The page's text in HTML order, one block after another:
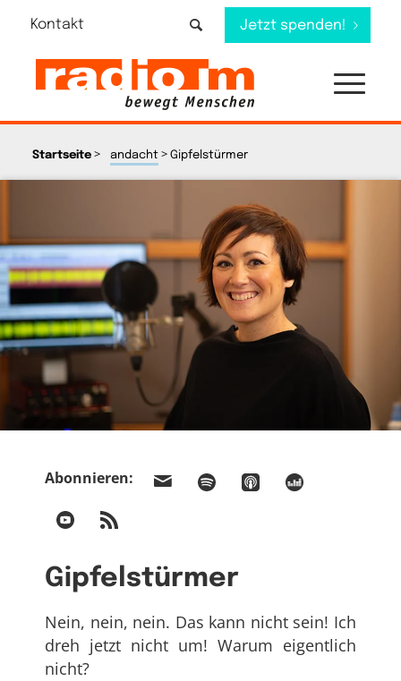
Kontakt Jetzt spenden!
Startseite> andacht> Gipfelstürmer
Abonnieren:
Gipfelstürmer
Nein, nein, nein. Das kann nicht sein! Ich
dreh jetzt nicht um! Warum eigentlich
nicht?